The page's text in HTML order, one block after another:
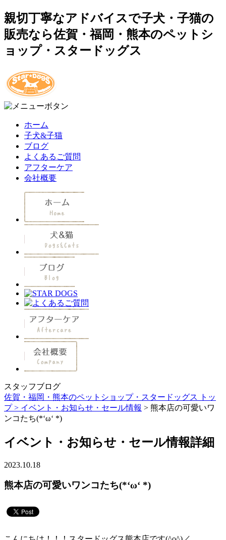
親切丁寧なアドバイスで子犬・子猫の
販売なら佐賀・福岡・熊本のペットシ
ョップ・スタードッグス
ホーム
子犬&子猫
ブログ
よくあるご質問
アフターケア
会社概要
スタッフブログ
佐賀・福岡・熊本のペットショップ・スタードッグス トッ
プ > イベント・お知らせ・セール情報 > 熊本店の可愛いワ
ンコたち(*‘ω‘ *)
イベント・お知らせ・セール情報詳細
2023.10.18
熊本店の可愛いワンコたち(*‘ω‘ *)